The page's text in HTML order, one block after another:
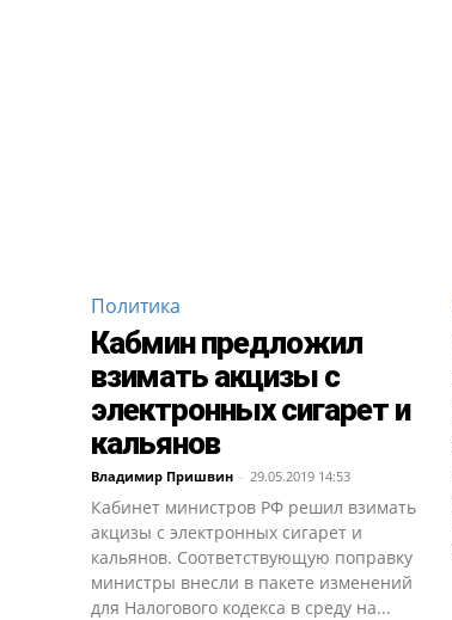
Политика
Кабмин предложил
взимать акцизы с
электронных сигарет и
кальянов
Владимир Пришвин - 29.05.2019 14:53
Кабинет министров РФ решил взимать
акцизы с электронных сигарет и
кальянов. Соответствующую поправку
министры внесли в пакете изменений
для Налогового кодекса в среду на...